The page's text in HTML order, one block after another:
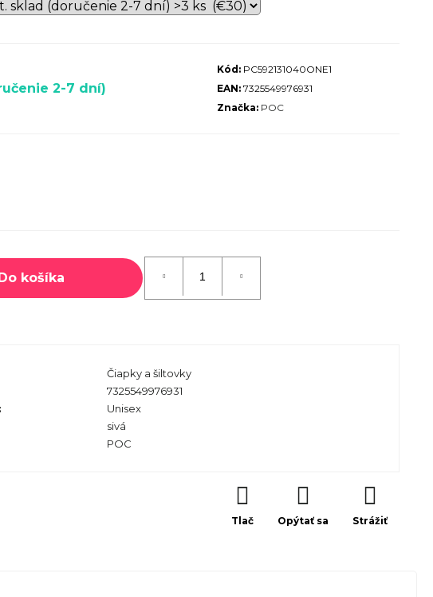
2-7 dní)
Kód: PC592131040ONE1
Značka: POC
EAN: 7325549976931
košíka
Čiapky a šiltovky
7325549976931
:
Unisex
sivá
POC
Tlač Opýtať sa Strážiť
SPECIALIZED SIRRUS X 3.0 GLOSS
Pôvodne: